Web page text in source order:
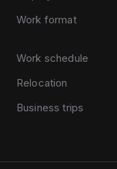
Work format
Work schedule
Relocation
Business trips